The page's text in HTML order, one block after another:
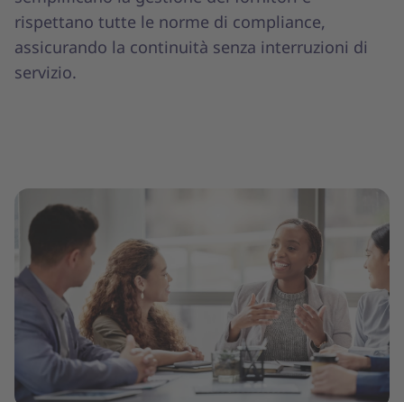
rispettano tutte le norme di compliance,
assicurando la continuità senza interruzioni di
servizio.